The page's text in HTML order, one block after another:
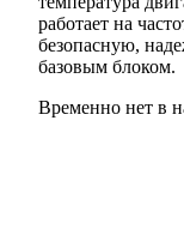
работает на
безопасную,
базовым блоком.
Временно нет в